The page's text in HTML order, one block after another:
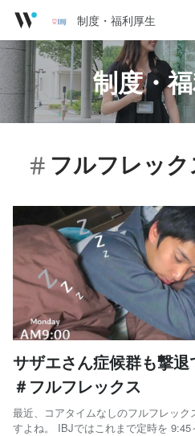
制度・福利厚生
制度・
フルフレック
サザエさん症候群も撃退
＃フルフレックス
最近、コアタイムなしのフルフレッ
すよね。 IBJではこれまで定時を 9:45～18:45 としていましたが 営